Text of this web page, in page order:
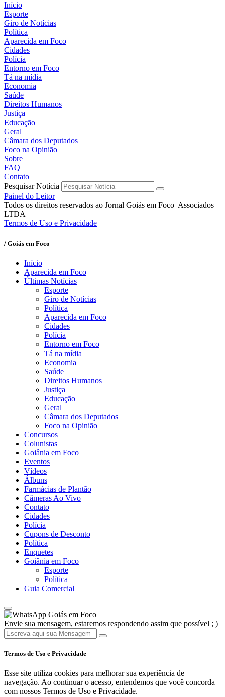
Início
Esporte
Giro de Notícias
Política
Aparecida em Foco
Cidades
Polícia
Entorno em Foco
Tá na mídia
Economia
Saúde
Direitos Humanos
Justiça
Educação
Geral
Câmara dos Deputados
Foco na Opinião
Sobre
FAQ
Contato
Pesquisar Notícia
Painel do Leitor
Todos os direitos reservados ao Jornal Goiás em Foco Associados
LTDA
Termos de Uso e Privacidade
/ Goiás em Foco
Início
Aparecida em Foco
Últimas Notícias
Esporte
Giro de Notícias
Política
Aparecida em Foco
Cidades
Polícia
Entorno em Foco
Tá na mídia
Economia
Saúde
Direitos Humanos
Justiça
Educação
Geral
Câmara dos Deputados
Foco na Opinião
Concursos
Colunistas
Goiânia em Foco
Eventos
Vídeos
Álbuns
Farmácias de Plantão
Câmeras Ao Vivo
Contato
Cidades
Polícia
Cupons de Desconto
Política
Enquetes
Goiânia em Foco
Esporte
Política
Guia Comercial
Goiás em Foco
Envie sua mensagem, estaremos respondendo assim que possível ; )
Termos de Uso e Privacidade
Esse site utiliza cookies para melhorar sua experiência de
navegação. Ao continuar o acesso, entendemos que você concorda
com nossos Termos de Uso e Privacidade.